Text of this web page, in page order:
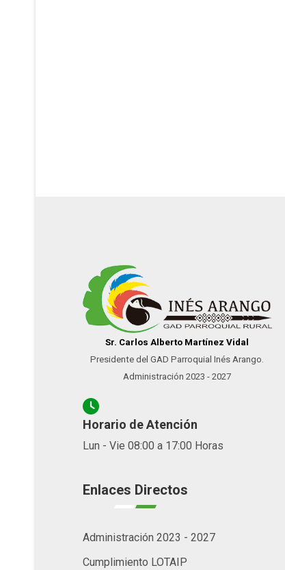
Sr. Carlos Alberto Martínez Vidal
Presidente del GAD Parroquial Inés Arango.
Administración 2023 - 2027
Horario de Atención
Lun - Vie 08:00 a 17:00 Horas
Enlaces Directos
Administración 2023 - 2027
Cumplimiento LOTAIP